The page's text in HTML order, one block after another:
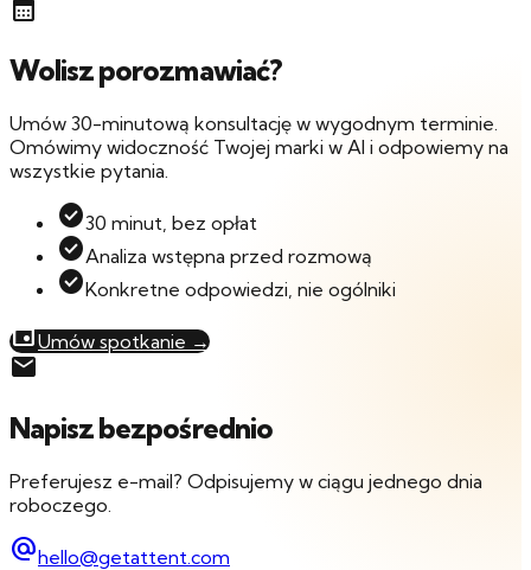
calendar_month
Wolisz porozmawiać?
Umów 30-minutową konsultację w wygodnym terminie.
Omówimy widoczność Twojej marki w AI i odpowiemy na
wszystkie pytania.
check_circle30 minut, bez opłat
check_circleAnaliza wstępna przed rozmową
check_circleKonkretne odpowiedzi, nie ogólniki
eventUmów spotkanie →
mail
Napisz bezpośrednio
Preferujesz e-mail? Odpisujemy w ciągu jednego dnia
roboczego.
alternate_emailhello@getattent.com